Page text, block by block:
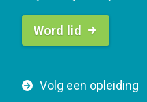
F
Volg een opleiding
B
t
o
Word lid